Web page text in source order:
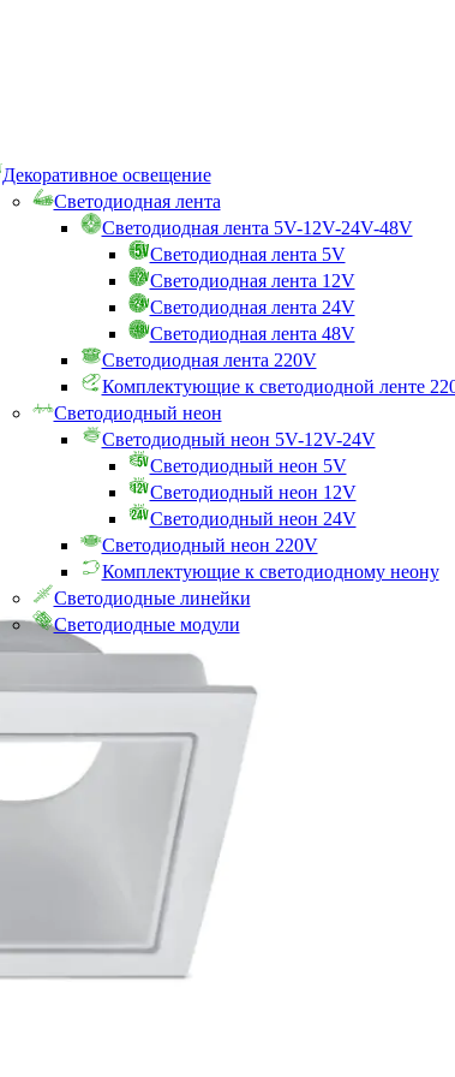
Декоративное освещение
Светодиодная лента
Светодиодная лента 5V-12V-24V-48V
Светодиодная лента 5V
Светодиодная лента 12V
Светодиодная лента 24V
Светодиодная лента 48V
Светодиодная лента 220V
Комплектующие к светодиодной ленте
Светодиодный неон
Светодиодный неон 5V-12V-24V
Светодиодный неон 5V
Светодиодный неон 12V
Светодиодный неон 24V
Светодиодный неон 220V
Комплектующие к светодиодному неону
Светодиодные линейки
Светодиодные модули